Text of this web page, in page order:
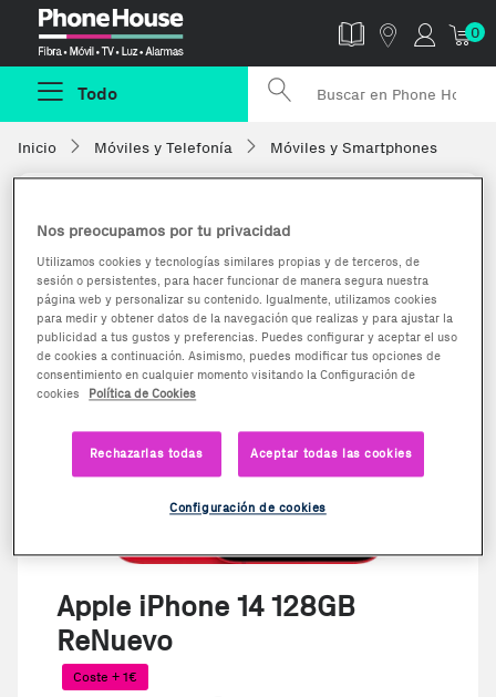
0
Todo
Inicio Móviles y Telefonía Móviles y Smartphones
Apple iPhone 14 128GB
ReNuevo
Coste + 1€
Nos preocupamos por tu privacidad
Utilizamos cookies y tecnologías similares propias y de terceros, de
sesión o persistentes, para hacer funcionar de manera segura nuestra
página web y personalizar su contenido. Igualmente, utilizamos cookies
para medir y obtener datos de la navegación que realizas y para ajustar la
publicidad a tus gustos y preferencias. Puedes configurar y aceptar el uso
de cookies a continuación. Asimismo, puedes modificar tus opciones de
consentimiento en cualquier momento visitando la Configuración de
cookies
Política de Cookies
Rechazarlas todas Aceptar todas las cookies
Configuración de cookies